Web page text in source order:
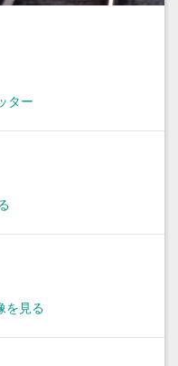
ター
を見る